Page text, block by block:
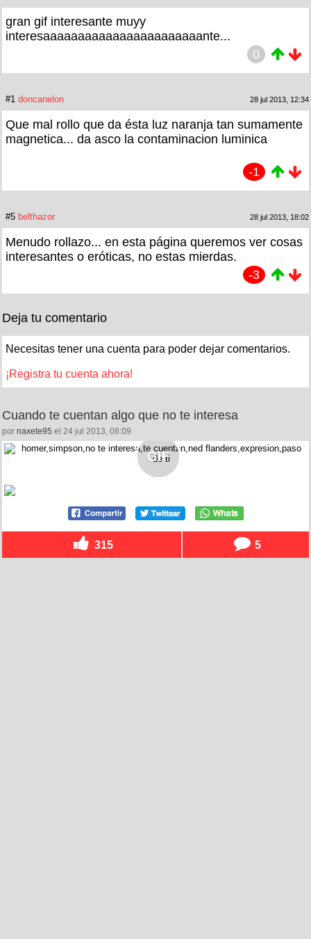
gran gif interesante muyy
interesaaaaaaaaaaaaaaaaaaaaaaante...
0
#1 doncanelon 28 jul 2013, 12:34
Que mal rollo que da ésta luz naranja tan sumamente
magnetica... da asco la contaminacion luminica
-1
#5 belthazor 28 jul 2013, 18:02
Menudo rollazo... en esta página queremos ver cosas
interesantes o eróticas, no estas mierdas.
-3
Deja tu comentario
Necesitas tener una cuenta para poder dejar comentarios.
¡Registra tu cuenta ahora!
Cuando te cuentan algo que no te interesa
por naxete95 el 24 jul 2013, 08:09
315 5